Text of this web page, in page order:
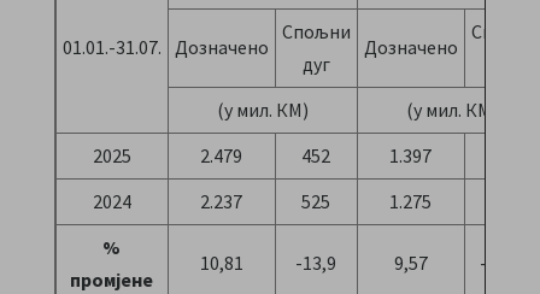
01.01.-31.07. Дозначено
Спољни
дуг
Дозначено
Спољни
(у мил. КМ)
(у мил. КМ)
2025
2.479 452 1.397
2024
2.237 525 1.275
%
промјене
10,81 -13,9 9,57 -10,81